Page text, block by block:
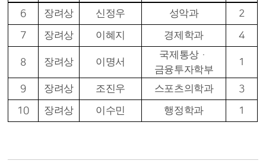
6 장려상 신정우 성악과
2
7
장려상 이혜지 경제학과 4
8 장려상 이명서
국제통상·
금융투자학부
1
9 장려상 조진우 스포츠의학과
3
10
장려상 이수민 행정학과 1